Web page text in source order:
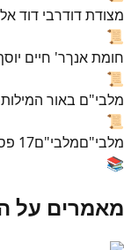
מצודת דודרבי דוד
📜
חומת אנךר' חיים
📜
מלבי"ם באור המילות
📜
מלבי"םמלבי"ם17
📚
מאמרים על